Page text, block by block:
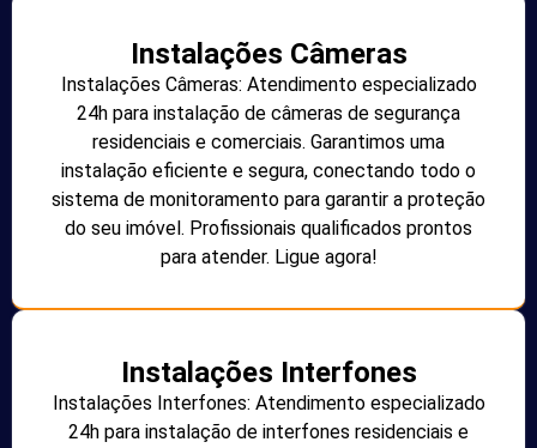
Instalações Câmeras
Instalações Câmeras: Atendimento especializado
24h para instalação de câmeras de segurança
residenciais e comerciais. Garantimos uma
instalação eficiente e segura, conectando todo o
sistema de monitoramento para garantir a proteção
do seu imóvel. Profissionais qualificados prontos
para atender. Ligue agora!
Instalações Interfones
Instalações Interfones: Atendimento especializado
24h para instalação de interfones residenciais e